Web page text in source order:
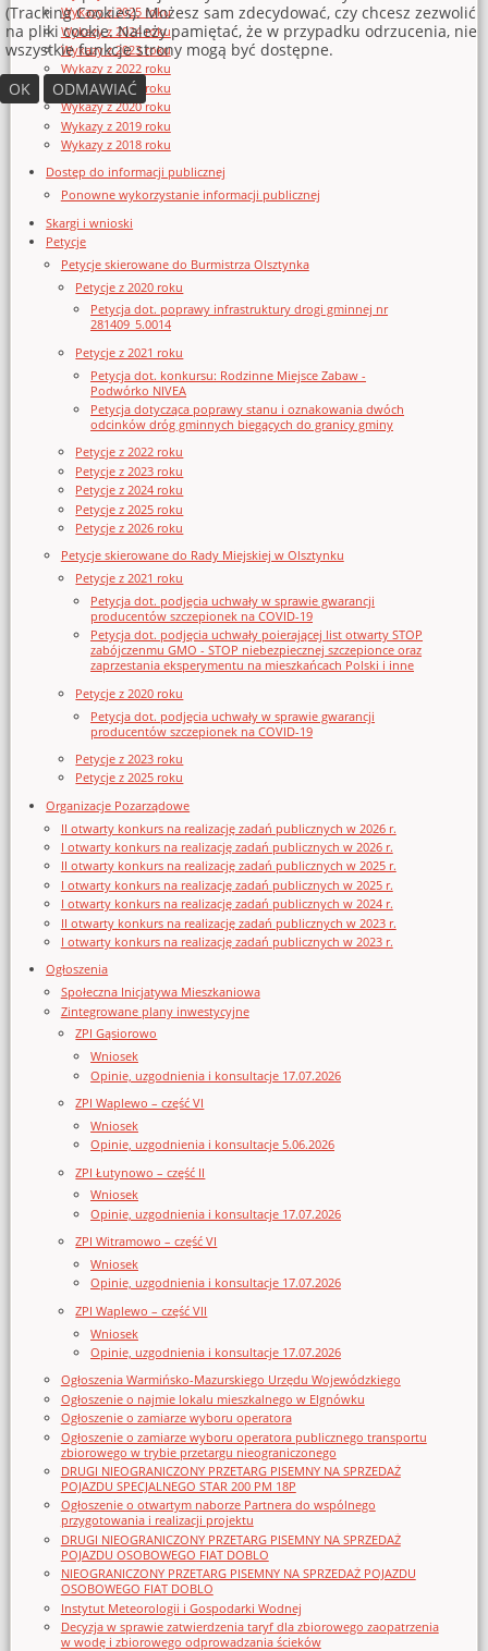
Wykazy z 2025 roku
Wykazy z 2024 roku
Wykazy z 2023 roku
Wykazy z 2022 roku
Wykazy z 2021 roku
Wykazy z 2020 roku
Wykazy z 2019 roku
Wykazy z 2018 roku
Dostęp do informacji publicznej
Ponowne wykorzystanie informacji publicznej
Skargi i wnioski
Petycje
Petycje skierowane do Burmistrza Olsztynka
Petycje z 2020 roku
Petycja dot. poprawy infrastruktury drogi gminnej nr
281409_5.0014
Petycje z 2021 roku
Petycja dot. konkursu: Rodzinne Miejsce Zabaw -
Podwórko NIVEA
Petycja dotycząca poprawy stanu i oznakowania dwóch
odcinków dróg gminnych biegących do granicy gminy
Petycje z 2022 roku
Petycje z 2023 roku
Petycje z 2024 roku
Petycje z 2025 roku
Petycje z 2026 roku
Petycje skierowane do Rady Miejskiej w Olsztynku
Petycje z 2021 roku
Petycja dot. podjęcia uchwały w sprawie gwarancji
producentów szczepionek na COVID-19
Petycja dot. podjęcia uchwały poierającej list otwarty STOP
zabójczenmu GMO - STOP niebezpiecznej szczepionce oraz
zaprzestania eksperymentu na mieszkańcach Polski i inne
Petycje z 2020 roku
Petycja dot. podjęcia uchwały w sprawie gwarancji
producentów szczepionek na COVID-19
Petycje z 2023 roku
Petycje z 2025 roku
Organizacje Pozarządowe
II otwarty konkurs na realizację zadań publicznych w 2026 r.
I otwarty konkurs na realizację zadań publicznych w 2026 r.
II otwarty konkurs na realizację zadań publicznych w 2025 r.
I otwarty konkurs na realizację zadań publicznych w 2025 r.
I otwarty konkurs na realizację zadań publicznych w 2024 r.
II otwarty konkurs na realizację zadań publicznych w 2023 r.
I otwarty konkurs na realizację zadań publicznych w 2023 r.
Ogłoszenia
Społeczna Inicjatywa Mieszkaniowa
Zintegrowane plany inwestycyjne
ZPI Gąsiorowo
Wniosek
Opinie, uzgodnienia i konsultacje 17.07.2026
ZPI Waplewo – część VI
Wniosek
Opinie, uzgodnienia i konsultacje 5.06.2026
ZPI Łutynowo – część II
Wniosek
Opinie, uzgodnienia i konsultacje 17.07.2026
ZPI Witramowo – część VI
Wniosek
Opinie, uzgodnienia i konsultacje 17.07.2026
ZPI Waplewo – część VII
Wniosek
Opinie, uzgodnienia i konsultacje 17.07.2026
Ogłoszenia Warmińsko-Mazurskiego Urzędu Wojewódzkiego
Ogłoszenie o najmie lokalu mieszkalnego w Elgnówku
Ogłoszenie o zamiarze wyboru operatora
Ogłoszenie o zamiarze wyboru operatora publicznego transportu
zbiorowego w trybie przetargu nieograniczonego
DRUGI NIEOGRANICZONY PRZETARG PISEMNY NA SPRZEDAŻ
POJAZDU SPECJALNEGO STAR 200 PM 18P
Ogłoszenie o otwartym naborze Partnera do wspólnego
przygotowania i realizacji projektu
DRUGI NIEOGRANICZONY PRZETARG PISEMNY NA SPRZEDAŻ
POJAZDU OSOBOWEGO FIAT DOBLO
NIEOGRANICZONY PRZETARG PISEMNY NA SPRZEDAŻ POJAZDU
OSOBOWEGO FIAT DOBLO
Instytut Meteorologii i Gospodarki Wodnej
Decyzja w sprawie zatwierdzenia taryf dla zbiorowego zaopatrzenia
w wodę i zbiorowego odprowadzania ścieków
(Tracking Cookies). Możesz sam zdecydować, czy chcesz zezwolić
na pliki cookie. Należy pamiętać, że w przypadku odrzucenia, nie
wszystkie funkcje strony mogą być dostępne.
OK
ODMAWIAĆ